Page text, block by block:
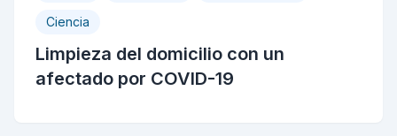
Ciencia
Limpieza del domicilio con un
afectado por COVID-19